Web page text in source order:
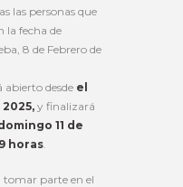
las personas que
la fecha de
8 de Febrero de
abierto desde el
y finalizará
11 de
horas
tomar parte en el